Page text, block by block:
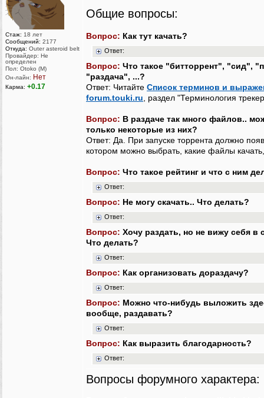
Стаж: 18 лет
Сообщений: 2177
Откуда: Outer asteroid belt
Провайдер: Не
определен
Пол: Otoko (M)
Он-лайн: Нет
Карма: +0.17
Общие вопросы:
Вопрос: Как тут качать?
Ответ:
Вопрос: Что такое "битторрент", "сид",
"раздача", ...?
Ответ: Читайте Список терминов и
forum.touki.ru, раздел "Терминология
Вопрос: В раздаче так много файлов..
только некоторые из них?
Ответ: Да. При запуске торрента должно
котором можно выбрать, какие файлы
Вопрос: Что такое рейтинг и что с ним
Ответ:
Вопрос: Не могу скачать.. Что делать?
Ответ:
Вопрос: Хочу раздать, но не вижу себя в
Что делать?
Ответ:
Вопрос: Как организовать дораздачу?
Ответ:
Вопрос: Можно что-нибудь выложить
вообще, раздавать?
Ответ:
Вопрос: Как выразить благодарность?
Ответ:
Вопросы форумного характера: